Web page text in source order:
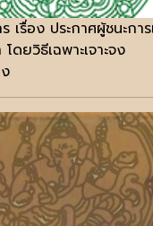
เรื่อง ประกาศผู้ชนะกา
ดยวิธีเฉพาะเจาะจง